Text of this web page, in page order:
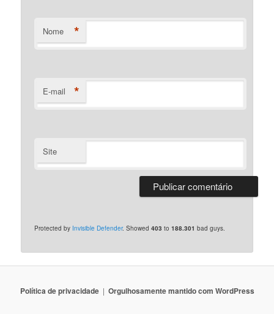
Nome *
E-mail *
Site
Protected by Invisible Defender. Showed403 to188.301 bad guys.
Polí­tica de privacidade Orgulhosamente mantido com WordPress